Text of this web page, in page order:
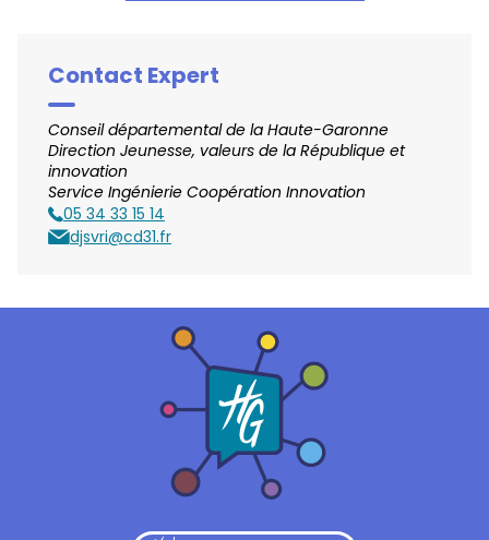
Contact Expert
Conseil départemental de la Haute-Garonne
Direction Jeunesse, valeurs de la République et
innovation
Service Ingénierie Coopération Innovation
Téléphone
05 34 33 15 14
djsvri@cd31.fr